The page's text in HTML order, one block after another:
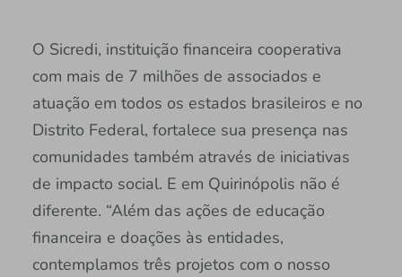
O Sicredi, instituição financeira cooperativa
com mais de 7 milhões de associados e
atuação em todos os estados brasileiros e no
Distrito Federal, fortalece sua presença nas
comunidades também através de iniciativas
de impacto social. E em Quirinópolis não é
diferente. “Além das ações de educação
financeira e doações às entidades,
contemplamos três projetos com o nosso